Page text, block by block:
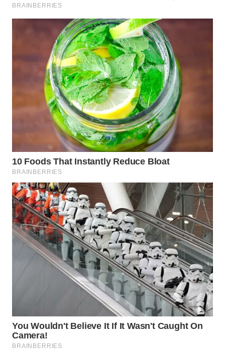
MALUT
DANAU
WN
LANGKAT
WN
TAPANULI
SELATAN
WN
TANJUNG
LESUNG
SIMALUNGUN